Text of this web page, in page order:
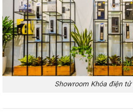
Showroom Khóa điện tử